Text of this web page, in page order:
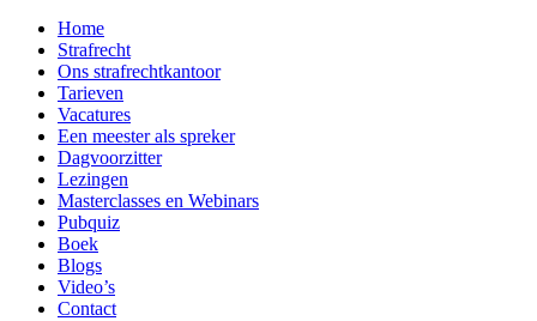
Home
Strafrecht
Ons strafrecht­kantoor
Tarieven
Vacatures
Een meester als spreker
Dagvoorzitter
Lezingen
Masterclasses en Webinars
Pubquiz
Boek
Blogs
Video’s
Contact